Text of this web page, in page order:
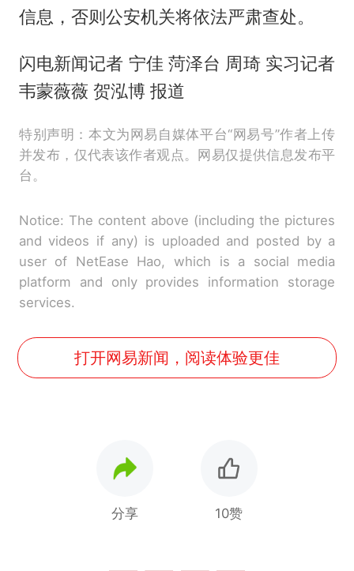
信息，否则公安机关将依法严肃查处。
闪电新闻记者 宁佳 菏泽台 周琦 实习记者
韦蒙薇薇 贺泓博 报道
特别声明：本文为网易自媒体平台“网易号”作者上传
并发布，仅代表该作者观点。网易仅提供信息发布平
台。
Notice: The content above (including the pictures
and videos if any) is uploaded and posted by a
user of NetEase Hao, which is a social media
platform and only provides information storage
services.
打开网易新闻，阅读体验更佳
分享 10赞